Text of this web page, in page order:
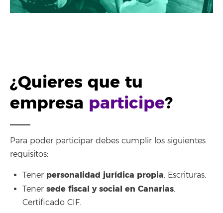
¿Quieres que tu
empresa participe?
Para poder participar debes cumplir los siguientes
requisitos:
Tener personalidad jurídica propia. Escrituras.
Tener sede fiscal y social en Canarias.
Certificado CIF.